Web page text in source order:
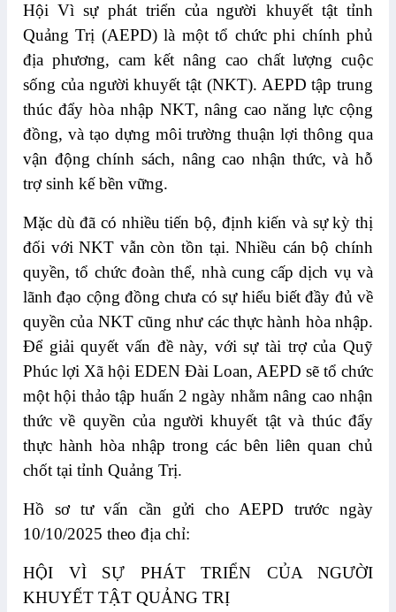
Hội Vì sự phát triển của người khuyết tật tỉnh
Quảng Trị (AEPD) là một tổ chức phi chính phủ
địa phương, cam kết nâng cao chất lượng cuộc
sống của người khuyết tật (NKT). AEPD tập trung
thúc đẩy hòa nhập NKT, nâng cao năng lực cộng
đồng, và tạo dựng môi trường thuận lợi thông qua
vận động chính sách, nâng cao nhận thức, và hỗ
trợ sinh kế bền vững.
Mặc dù đã có nhiều tiến bộ, định kiến và sự kỳ thị
đối với NKT vẫn còn tồn tại. Nhiều cán bộ chính
quyền, tổ chức đoàn thể, nhà cung cấp dịch vụ và
lãnh đạo cộng đồng chưa có sự hiểu biết đầy đủ về
quyền của NKT cũng như các thực hành hòa nhập.
Để giải quyết vấn đề này, với sự tài trợ của Quỹ
Phúc lợi Xã hội EDEN Đài Loan, AEPD sẽ tổ chức
một hội thảo tập huấn 2 ngày nhằm nâng cao nhận
thức về quyền của người khuyết tật và thúc đẩy
thực hành hòa nhập trong các bên liên quan chủ
chốt tại tỉnh Quảng Trị.
Hồ sơ tư vấn cần gửi cho AEPD trước ngày
10/10/2025 theo địa chỉ:
HỘI VÌ SỰ PHÁT TRIỂN CỦA NGƯỜI
KHUYẾT TẬT QUẢNG TRỊ